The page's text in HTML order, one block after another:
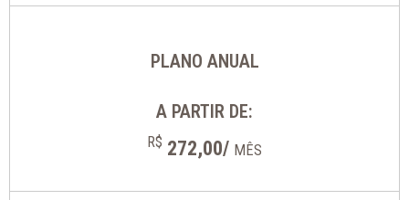
PLANO ANUAL
A PARTIR DE:
R$ 272,00/ MÊS